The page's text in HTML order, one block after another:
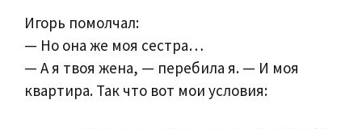
Игорь помолчал:
— Но она же моя сестра…
— А я твоя жена, — перебила я. — И моя
квартира. Так что вот мои условия: